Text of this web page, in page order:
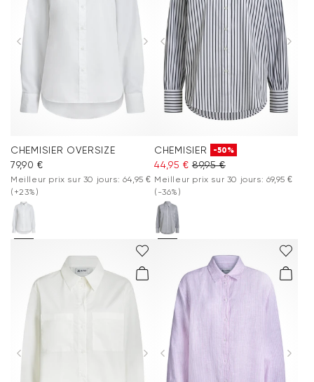
CHEMISIER OVERSIZE
79,90 €
Meilleur prix sur 30 jours: 64,95 €
(+23%)
CHEMISIER -50%
44,95 € 89,95 €
Meilleur prix sur 30 jours: 69,95 €
(-36%)